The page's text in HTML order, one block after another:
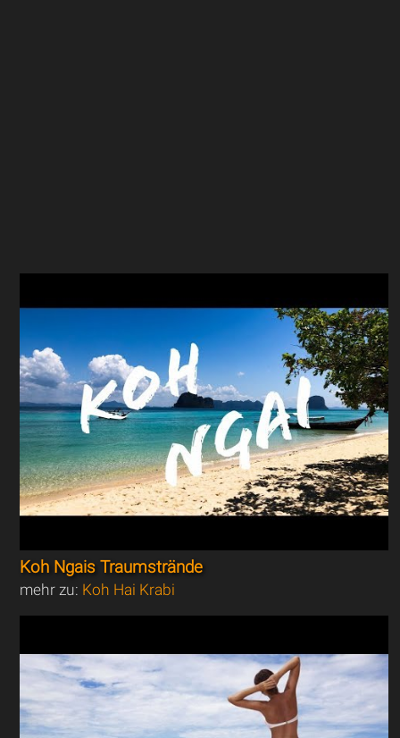
Koh Ngais Traumstrände
mehr zu: Koh Hai Krabi